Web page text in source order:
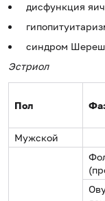
дисфункция
синдром
Эстриол
Пол
Мужской